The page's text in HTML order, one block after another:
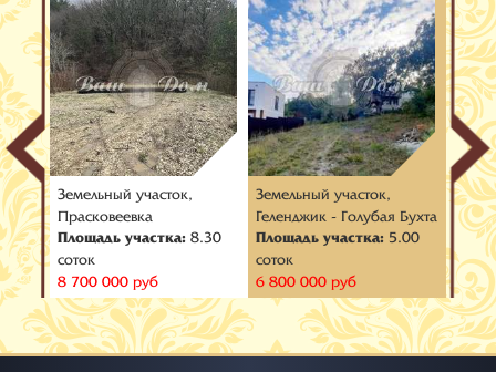
Земельный участок,
Прасковеевка
Площадь участка: 8.30
соток
8 700 000 руб
Земельный участок,
Геленджик - Голубая Бухта
Площадь участка: 5.00
соток
6 800 000 руб
соток
6